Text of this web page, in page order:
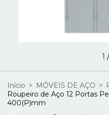
1
Início > MÓVEIS DE AÇO >
Roupeiro de Aço 12 Portas
400(P)mm